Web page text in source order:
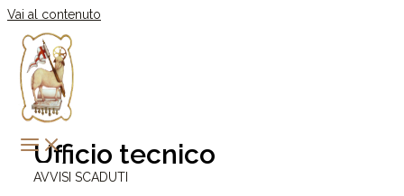
Vai al contenuto
Ufficio tecnico
AVVISI SCADUTI